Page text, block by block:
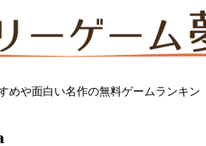
めや面白い名作の無料ゲームランキン